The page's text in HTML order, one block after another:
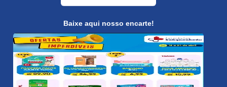
Baixe aqui nosso encarte!